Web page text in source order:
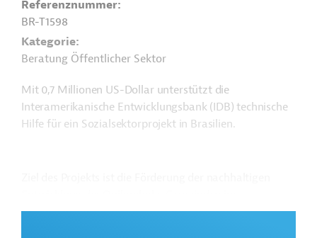
Referenznummer
BR-T1598
Kategorie
Beratung Öffentlicher Sektor
Mit 0,7 Millionen US-Dollar unterstützt die
Interamerikanische Entwicklungsbank (IDB) technische
Hilfe für ein Sozialsektorprojekt in Brasilien.
brasilianischen Amazonasgebiet. Dazu soll die